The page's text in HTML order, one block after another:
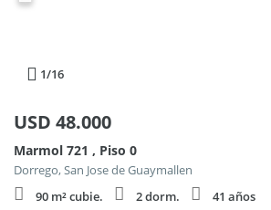
1/16
USD 48.000
Marmol 721 , Piso 0
Dorrego, San Jose de Guaymallen
90 m² cubie.
2 dorm.
41 años